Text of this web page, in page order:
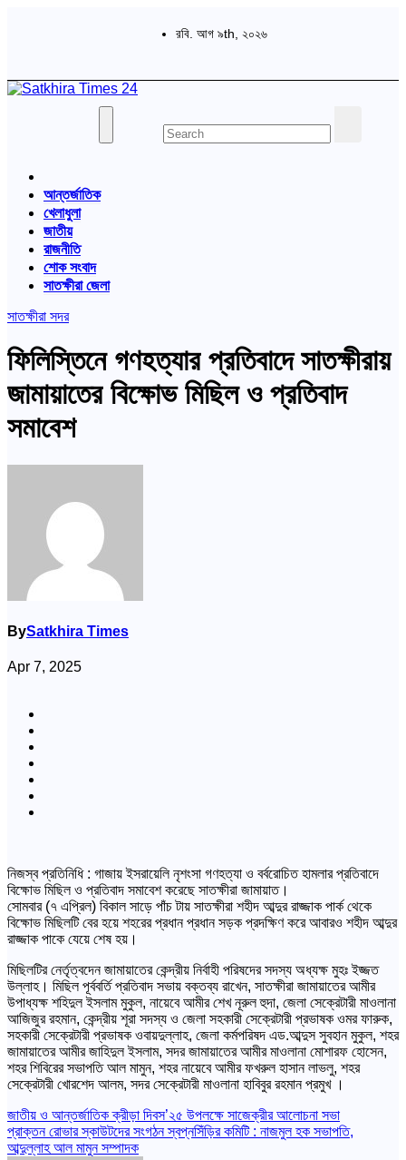
রবি. আগ ৯th, ২০২৬
Satkhira Times 24
আন্তর্জাতিক
খেলাধুলা
জাতীয়
রাজনীতি
শোক সংবাদ
সাতক্ষীরা জেলা
সাতক্ষীরা সদর
ফিলিস্তিনে গণহত্যার প্রতিবাদে সাতক্ষীরায়
জামায়াতের বিক্ষোভ মিছিল ও প্রতিবাদ
সমাবেশ
BySatkhira Times
Apr 7, 2025
নিজস্ব প্রতিনিধি : গাজায় ইসরায়েলি নৃশংসা গণহত্যা ও বর্বরোচিত হামলার প্রতিবাদে
বিক্ষোভ মিছিল ও প্রতিবাদ সমাবেশ করেছে সাতক্ষীরা জামায়াত।
সোমবার (৭ এপ্রিল) বিকাল সাড়ে পাঁচ টায় সাতক্ষীরা শহীদ আব্দুর রাজ্জাক পার্ক থেকে
বিক্ষোভ মিছিলটি বের হয়ে শহরের প্রধান প্রধান সড়ক প্রদক্ষিণ করে আবারও শহীদ আব্দুর
রাজ্জাক পাকে যেয়ে শেষ হয়।
মিছিলটির নের্তৃত্বদেন জামায়াতের কেন্দ্রীয় নির্বাহী পরিষদের সদস্য অধ্যক্ষ মুহঃ ইজ্জত
উল্লাহ। মিছিল পূর্ববর্তি প্রতিবাদ সভায় বক্তব্য রাখেন, সাতক্ষীরা জামায়াতের আমীর
উপাধ্যক্ষ শহিদুল ইসলাম মুকুল, নায়েবে আমীর শেখ নূরুল হুদা, জেলা সেক্রেটারী মাওলানা
আজিজুর রহমান, কেন্দ্রীয় শূরা সদস্য ও জেলা সহকারী সেক্রেটারী প্রভাষক ওমর ফারুক,
সহকারী সেক্রেটারী প্রভাষক ওবায়দুল্লাহ, জেলা কর্মপরিষদ এড.আব্দুস সুবহান মুকুল, শহর
জামায়াতের আমীর জাহিদুল ইসলাম, সদর জামায়াতের আমীর মাওলানা মোশারফ হোসেন,
শহর শিবিরের সভাপতি আল মামুন, শহর নায়েবে আমীর ফখরুল হাসান লাভলু, শহর
সেক্রেটারী খোরশেদ আলম, সদর সেক্রেটারী মাওলানা হাবিবুর রহমান প্রমুখ ।
Post
navigation
জাতীয় ও আন্তর্জাতিক ক্রীড়া দিবস’২৫ উপলক্ষে সাজেক্রীর আলোচনা সভা
প্রাক্তন রোভার স্কাউটদের সংগঠন স্বপ্নসিঁড়ির কমিটি : নাজমুল হক সভাপতি,
আব্দুল্লাহ আল মামুন সম্পাদক